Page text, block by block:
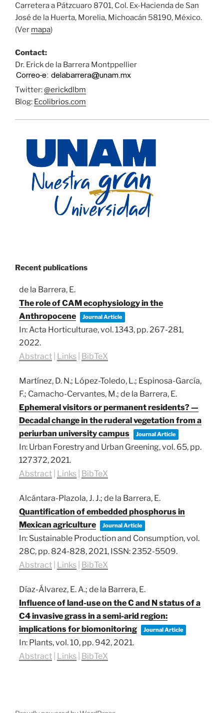
Carretera a Pátzcuaro 8701, Col. Ex-Hacienda de San
José de la Huerta, Morelia, Michoacán 58190, México.
(Ver mapa)
Contact:
Dr. Erick de la Barrera Montppellier
Twitter:@erickdlbm
Blog: Ecolibrios.com
Recent publications
de la Barrera, E.
The role of CAM ecophysiology in the
Anthropocene
Journal Article
In:Acta Horticulturae,vol. 1343, pp. 267-281,
2022.
Abstract
Links BibTeX
Martínez, D. N.; López-Toledo, L.; Espinosa-García,
F.; Camacho-Cervantes, M.; de la Barrera, E.
Ephemeral visitors or permanent residents? —
Decadal change in the ruderal vegetation from a
periurban university campus
Journal Article
In: Urban Forestry and Urban Greening,vol. 65, pp.
127372,2021.
Abstract
Links BibTeX
Alcántara-Plazola, J. J.; de la Barrera, E.
Quantification of embedded phosphorus in
Mexican agriculture
Journal Article
In: Sustainable Production and Consumption,vol.
28C, pp. 824-828,2021, ISSN: 2352-5509.
Abstract
Links BibTeX
Díaz-Álvarez, E. A.; de la Barrera, E.
Influence of land-use on the C and N status of a
C4 invasive grass in a semi-arid region:
implications for biomonitoring
Journal Article
In: Plants,vol. 10, pp. 942,2021.
Abstract
Links BibTeX